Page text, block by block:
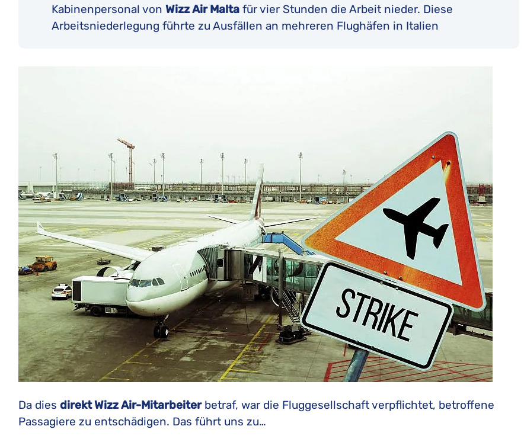
Kabinenpersonal von Wizz Air Malta für vier Stunden die Arbeit nieder. Diese
Arbeitsniederlegung führte zu Ausfällen an mehreren Flughäfen in Italien
Da dies direkt Wizz Air-Mitarbeiterbetraf, war die Fluggesellschaft verpflichtet, betroffene
Passagiere zu entschädigen. Das führt uns zu…